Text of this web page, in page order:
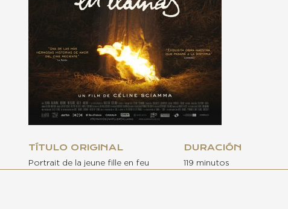
TÍTULO ORIGINAL
Portrait de la jeune fille en feu
DURACIÓN
119 minutos